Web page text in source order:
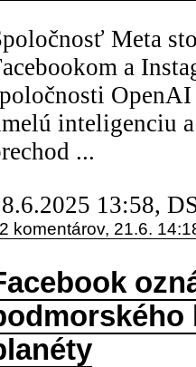
Meta
a
inteligenciu
...
13:58,
komentárov, 21.6.